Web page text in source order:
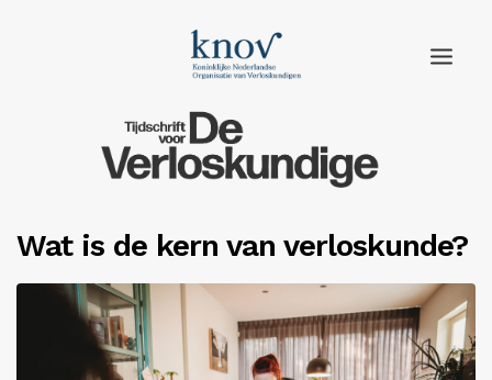
Edities
Adverteren
Abonneren
Wat is de kern van verloskunde?